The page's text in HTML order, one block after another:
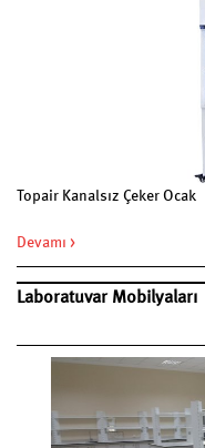
Topair Kanalsız Çeker Ocak
Devamı >
Laboratuvar Mobilyaları